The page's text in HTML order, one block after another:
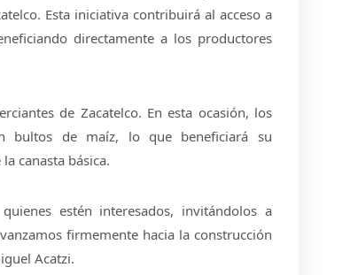
Esta iniciativa contribuirá al acceso a
directamente a los productores
de Zacatelco. En esta ocasión, los
bultos de maíz, lo que beneficiará su
canasta básica.
estén interesados, invitándolos a
firmemente hacia la construcción
Acatzi.